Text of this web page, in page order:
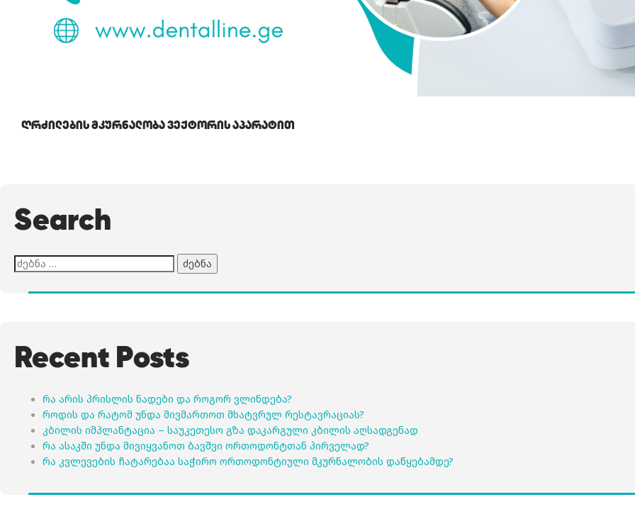
Ღრძილების Მკურნალობა Ვექტორის Აპარატით
Search
ძებნა:
Recent Posts
რა არის პრისლის ნადები და როგორ ვლინდება?
როდის და რატომ უნდა მივმართოთ მხატვრულ რესტავრაციას?
კბილის იმპლანტაცია – საუკეთესო გზა დაკარგული კბილის აღსადგენად
რა ასაკში უნდა მივიყვანოთ ბავშვი ორთოდონტთან პირველად?
რა კვლევების ჩატარებაა საჭირო ორთოდონტიული მკურნალობის დაწყებამდე?